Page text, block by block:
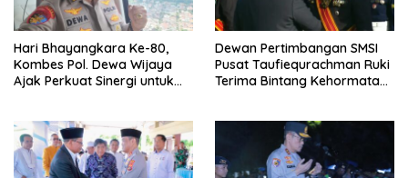
Hari Bhayangkara Ke-80,
Kombes Pol. Dewa Wijaya
Ajak Perkuat Sinergi untuk
Dewan Pertimbangan SMSI
Pusat Taufiequrachman Ruki
Terima Bintang Kehormatan